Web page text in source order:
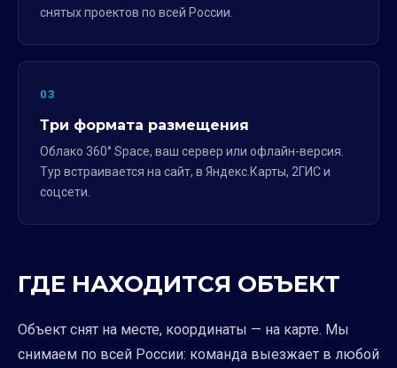
снятых проектов по всей России.
03
Три формата размещения
Облако 360° Space, ваш сервер или офлайн-версия.
Тур встраивается на сайт, в Яндекс.Карты, 2ГИС и
соцсети.
ГДЕ НАХОДИТСЯ ОБЪЕКТ
Объект снят на месте, координаты — на карте. Мы
снимаем по всей России: команда выезжает в любой